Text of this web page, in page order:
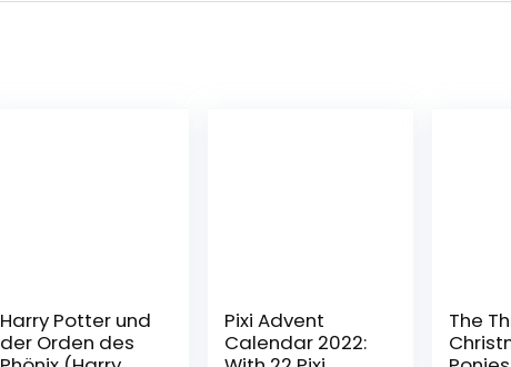
Harry Potter und
der Orden des
Pixi Advent
Calendar 2022:
The